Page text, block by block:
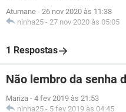
Atumane - 26 nov 2020 às 11:38
ninha25 - 27 nov 2020 às 05:05
1 Respostas
Não lembro da senha
Mariza - 4 fev 2019 às 21:53
ninha25 - 5 fev 2019 às 04:45